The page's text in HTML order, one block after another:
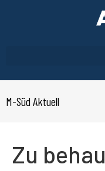
M-Süd Aktuell
Zu